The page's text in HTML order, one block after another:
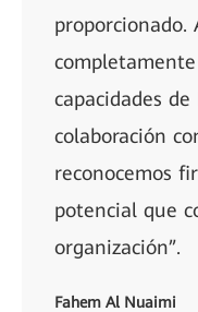
proporcionado.
capacidades
colaboración
reconocemos
potencial que
organización”.
Fahem Al Nuaimi